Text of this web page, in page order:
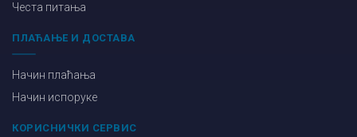
Честа питања
ПЛАЋАЊЕ И ДОСТАВА
Начин плаћања
Начин испоруке
КОРИСНИЧКИ СЕРВИС